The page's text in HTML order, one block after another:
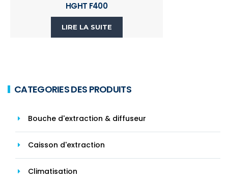
HGHT F400
LIRE LA SUITE
CATEGORIES DES PRODUITS
Bouche d'extraction & diffuseur
Caisson d'extraction
Climatisation